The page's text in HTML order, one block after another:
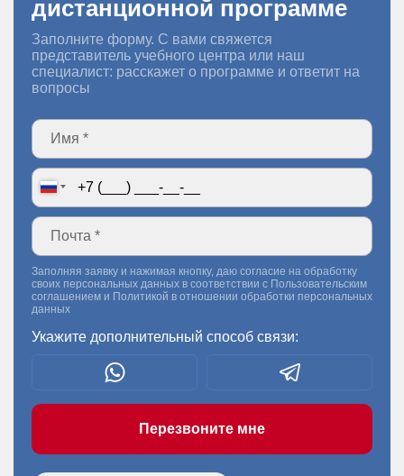
дистанционной программе
Заполните форму. С вами свяжется
представитель учебного центра или наш
специалист: расскажет о программе и ответит на
вопросы
Заполняя заявку и нажимая кнопку, даю согласие на обработку
своих персональных данных в соответствии с Пользовательским
соглашением и Политикой в отношении обработки персональных
данных
Укажите дополнительный способ связи:
Перезвоните мне